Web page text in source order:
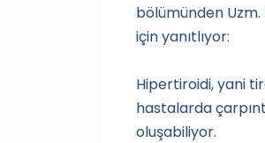
bölümünden Uzm.
için yanıtlıyor:
Hipertiroidi, yani
hastalarda
oluşabiliyor.